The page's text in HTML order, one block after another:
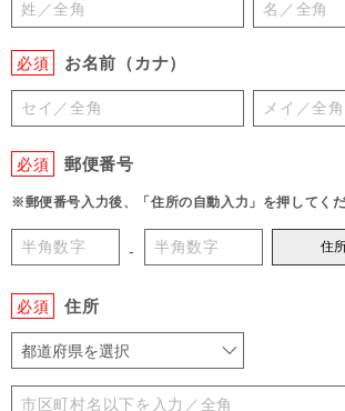
必須 お名前（カナ）
必須 郵便番号
※郵便番号入力後、「住所の自動入力」を押してく
- 住
必須 住所
都道府県を選択